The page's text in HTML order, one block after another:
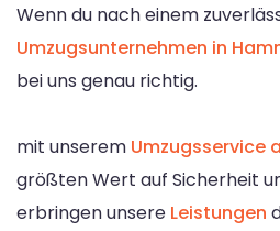
Wenn du nach einem
Umzugsunternehmen in
bei uns genau richtig.
mit unserem Umzugsservice
größten Wert auf Sicherheit
erbringen unsere Leistungen